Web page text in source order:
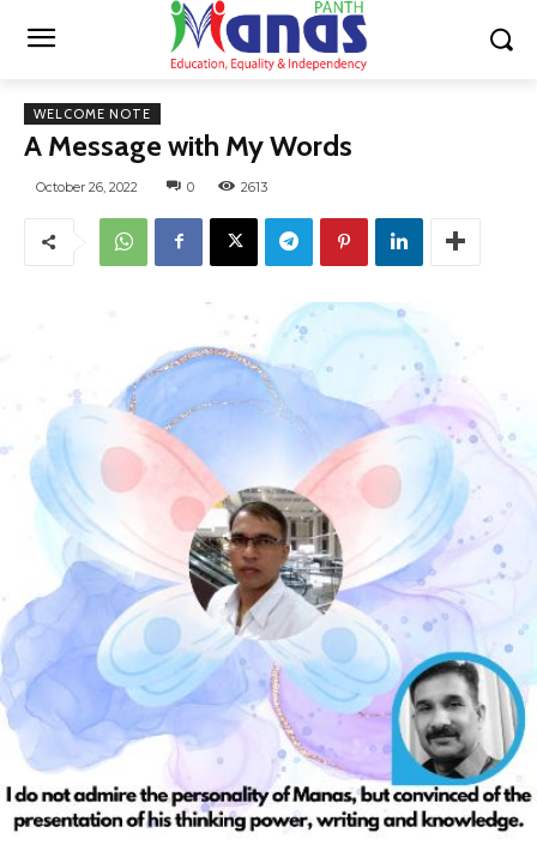
WELCOME NOTE
A Message with My Words
October 26, 2022 0 2613